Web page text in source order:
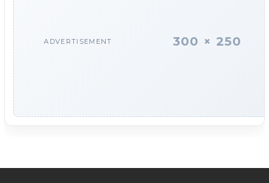
ADVERTISEMENT 300 × 250